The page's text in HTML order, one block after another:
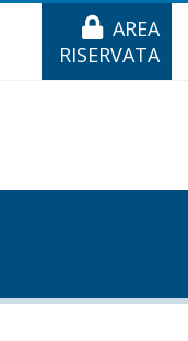
AREA
RISERVATA